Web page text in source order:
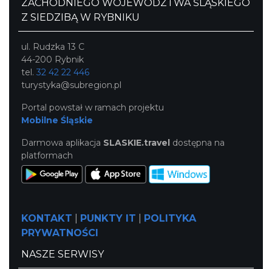
ZACHODNIEGO WOJEWÓDZTWA ŚLĄSKIEGO
Z SIEDZIBĄ W RYBNIKU
ul. Rudzka 13 C
44-200 Rybnik
tel. 32 42 22 446
turystyka@subregion.pl
Portal powstał w ramach projektu
Mobilne Śląskie
Darmowa aplikacja SLASKIE.travel dostępna na
platformach
KONTAKT PUNKTY IT
POLITYKA
PRYWATNOŚCI
NASZE SERWISY